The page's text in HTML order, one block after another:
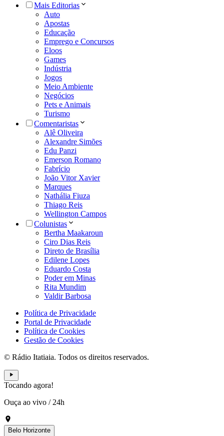
Mais Editorias
Auto
Apostas
Educação
Emprego e Concursos
Eloos
Games
Indústria
Jogos
Meio Ambiente
Negócios
Pets e Animais
Turismo
Comentaristas
Alê Oliveira
Alexandre Simões
Edu Panzi
Emerson Romano
Fabrício
João Vitor Xavier
Marques
Nathália Fiuza
Thiago Reis
Wellington Campos
Colunistas
Bertha Maakaroun
Ciro Dias Reis
Direto de Brasília
Edilene Lopes
Eduardo Costa
Poder em Minas
Rita Mundim
Valdir Barbosa
Política de Privacidade
Portal de Privacidade
Política de Cookies
Gestão de Cookies
© Rádio Itatiaia. Todos os direitos reservados.
Tocando agora!
Ouça ao vivo / 24h
Belo Horizonte